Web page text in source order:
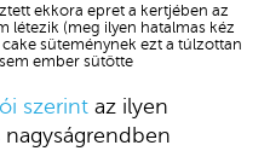
ekkora epret a kertjében az
létezik (meg ilyen hatalmas kéz
süteménynek ezt a túlzottan
ember sütötte
szerint az ilyen